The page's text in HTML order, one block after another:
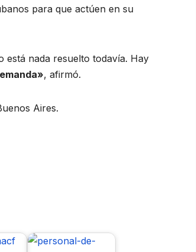
para que actúen en su
está nada resuelto todavía. Hay
, afirmó.
Aires.